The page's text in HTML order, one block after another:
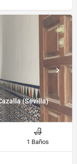
(Sevilla)
1 Baños